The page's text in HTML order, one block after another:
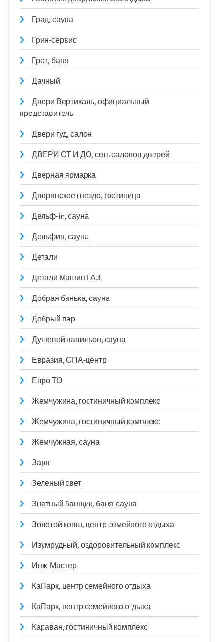
Град, сауна
Грин-сервис
Грот, баня
Дачный
Двери Вертикаль, официальный
представитель
Двери гуд, салон
ДВЕРИ ОТ И ДО, сеть салонов дверей
Дверная ярмарка
Дворянское гнездо, гостиница
Дельф-in, сауна
Дельфин, сауна
Детали
Детали Машин ГАЗ
Добрая банька, сауна
Добрый пар
Душевой павильон, сауна
Евразия, СПА-центр
Евро ТО
Жемчужина, гостиничный комплекс
Жемчужина, гостиничный комплекс
Жемчужная, сауна
Заря
Зеленый свет
Знатный банщик, баня-сауна
Золотой ковш, центр семейного отдыха
Изумрудный, оздоровительный комплекс
Инж-Мастер
КаПарк, центр семейного отдыха
КаПарк, центр семейного отдыха
Караван, гостиничный комплекс